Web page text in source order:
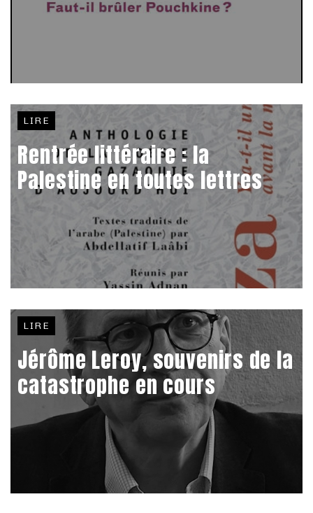
LIRE
Rentrée littéraire : la
Palestine en toutes lettres
LIRE
Jérôme Leroy, souvenirs de la
catastrophe en cours